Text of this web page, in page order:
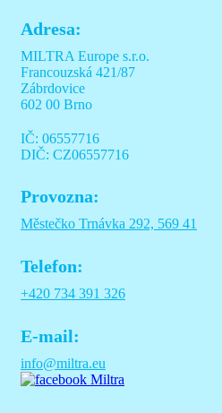
Adresa:
MILTRA Europe s.r.o.
Francouzská 421/87
Zábrdovice
602 00 Brno
IČ: 06557716
DIČ: CZ06557716
Provozna:
Městečko Trnávka 292, 569 41
Telefon:
+420 734 391 326
E-mail:
info@miltra.eu